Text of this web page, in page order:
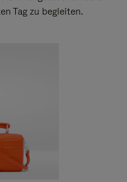
Tag zu begleiten.